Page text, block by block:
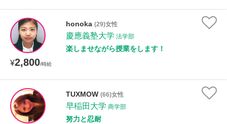
¥2,800/時給
honoka (29)女性
慶應義塾大学 法学部
楽しませながら授業をします！
TUXMOW (66)女性
早稲田大学 商学部
努力と忍耐